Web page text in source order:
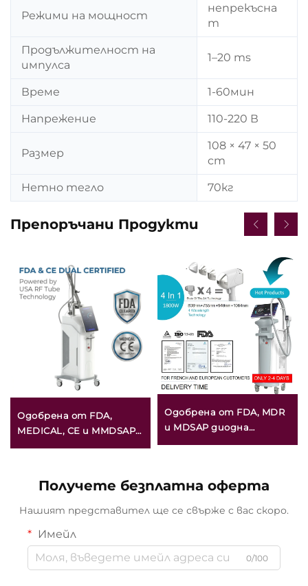
Режими на мощност
непрекъсна
т
Продължителност на
импулса
1–20 ms
Време 1-60мин
Напрежение 110-220 В
Размер
108 × 47 × 50
cm
Нетно тегло 70кг
Препоръчани Продукти
Одобрена от FDA,
MEDICAL, CE и MMDSAP
Одобрена от FDA, MDR
и MDSAP диодна
3000 W, 4 в 1 със
дължини на вълната 755
1064 nm
Получете безплатна оферта
Нашият представител ще се свърже с вас скоро.
Имейл
0/100